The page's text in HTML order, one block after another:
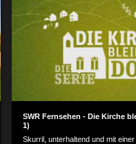
SWR Fernsehen - Die Kirche
1)
Skurril, unterhaltend und mit